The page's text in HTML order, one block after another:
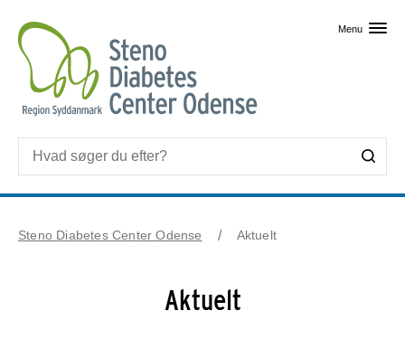
Menu
Steno Diabetes Center Odense Aktuelt
Aktuelt